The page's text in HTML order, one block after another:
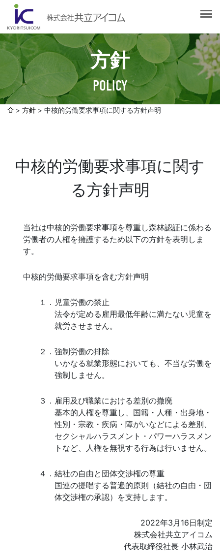
方針
POLICY
会社概要
社長挨拶
企業理念
沿革
認証取得
SDGsへの取り組みについて
選ばれる理由
サービス紹介
Web制作・ホームページ制作
システム開発
発送代行・全国流通（ロジスティクス）
デジタルコンテンツ制作・撮影・その他
制作実績
社員ブログ
お問合せ
方針 中核的労働要求事項に関する方針声明
中核的労働要求事項に関す
る方針声明
当社は中核的労働要求事項を尊重し森林認証に係わる
労働者の人権を擁護するため以下の方針を表明しま
す。
中核的労働要求事項を含む方針声明
１．児童労働の禁止
法令が定める雇用最低年齢に満たない児童を
就労させません。
２．強制労働の排除
いかなる就業形態においても、不当な労働を
強制しません。
３．雇用及び職業における差別の撤廃
基本的人権を尊重し、国籍・人種・出身地・
性別・宗教・疾病・障がいなどによる差別、
セクシャルハラスメント・パワーハラスメン
トなど、人権を無視する行為は行いません。
４．結社の自由と団体交渉権の尊重
国連の提唱する普遍的原則（結社の自由・団
体交渉権の承認）を支持します。
2022年3月16日制定
株式会社共立アイコム
代表取締役社長 小林武治